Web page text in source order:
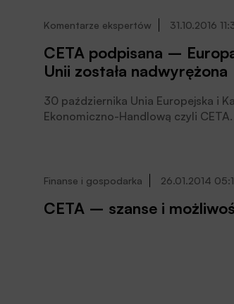
Komentarze ekspertów 31.10.2016
CETA podpisana –
Unii została nadwyrężona
30 października Unia Europejska i
Ekonomiczno-Handlową czyli
instytucji, zdolnej do
Finanse i gospodarka 26.01.2014
CETA – szanse i